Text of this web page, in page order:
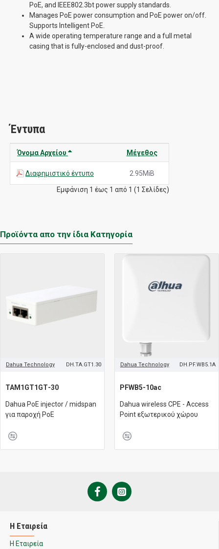
PoE, and IEEE802.3bt power supply standards.
Manages PoE power consumption and PoE power on/off.
Supports Intelligent PoE.
A wide operating temperature range and a full metal
casing that is fully-enclosed and dust-proof.
Έντυπα
Όνομα Αρχείου Μέγεθος
Διαφημιστικό έντυπο 2.95MiB
Εμφάνιση 1 έως 1 από 1 (1 Σελίδες)
Προϊόντα απο την ίδια Κατηγορία
Dahua Technology DH.TA.GT1.30
TAM1GT1GΤ-30
Dahua PoE injector / midspan
για παροχή PoE
Dahua Technology DH.PF.WB5.1A
PFWB5-10ac
Dahua wireless CPE - Access
Point εξωτερικού χώρου
Η Εταιρεία
Η Εταιρεία